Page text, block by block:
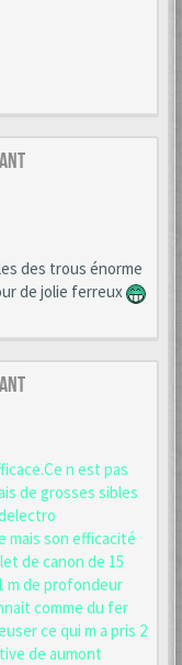
des trous énorme
de jolie ferreux
n est pas
de grosses sibles
mais son efficacité
de canon de 15
m de profondeur
comme du fer
ce qui m a pris 2
de aumont